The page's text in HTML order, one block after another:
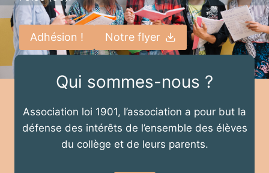
Adhésion ! Notre flyer
Qui sommes-nous ?
Association loi 1901, l’association a pour but la
défense des intérêts de l’ensemble des élèves
du collège et de leurs parents.